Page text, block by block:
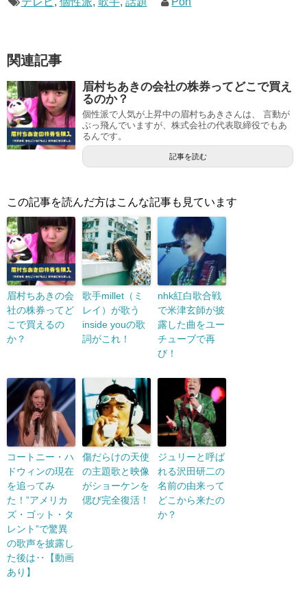
関連記事
眉村ちあきの会社の株券ってどこで買え
るのか？
個性派で人気が上昇中の眉村ちあきさんは、 言動が
ぶっ飛んでいますが、株式会社の代表取締役でもあ
るんです。
記事を読む
この記事を読んだ方はこんな記事も見ています
眉村ちあきの会
社の株券ってど
こで買えるの
か？
歌手millet（ミ
レイ）が歌う
inside youの歌
詞がこれ！
nhk紅白歌合戦
で米津玄師が披
露した曲をユー
チューブで再
び！
コートニー・ハ
ドウィンの現在
を追ってみ
た！”アメリカ
ズ・ゴット・タ
レント”で驚異
の歌声を披露し
た後は‥【動画
あり】
傷だらけの天使
の主題歌と映像
がショーケンを
偲び完全復活！
ジュリーと呼ば
れる沢田研二の
名前の由来って
どこから来たの
か？